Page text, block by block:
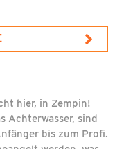
hier, in Zempin!
Achterwasser, sind
bis zum Profi.